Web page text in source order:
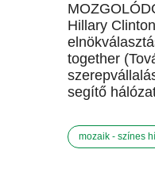
Hillary
together
segítő
mozaik - színes